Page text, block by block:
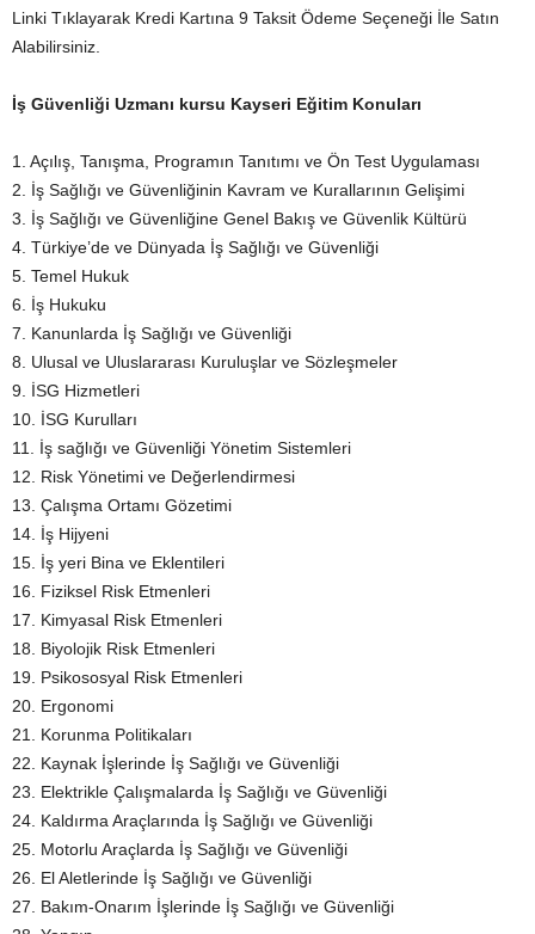
Linki Tıklayarak Kredi Kartına 9 Taksit Ödeme Seçeneği İle Satın
Alabilirsiniz.
İş Güvenliği Uzmanı kursu Kayseri Eğitim Konuları
1. Açılış, Tanışma, Programın Tanıtımı ve Ön Test Uygulaması
2. İş Sağlığı ve Güvenliğinin Kavram ve Kurallarının Gelişimi
3. İş Sağlığı ve Güvenliğine Genel Bakış ve Güvenlik Kültürü
4. Türkiye’de ve Dünyada İş Sağlığı ve Güvenliği
5. Temel Hukuk
6. İş Hukuku
7. Kanunlarda İş Sağlığı ve Güvenliği
8. Ulusal ve Uluslararası Kuruluşlar ve Sözleşmeler
9. İSG Hizmetleri
10. İSG Kurulları
11. İş sağlığı ve Güvenliği Yönetim Sistemleri
12. Risk Yönetimi ve Değerlendirmesi
13. Çalışma Ortamı Gözetimi
14. İş Hijyeni
15. İş yeri Bina ve Eklentileri
16. Fiziksel Risk Etmenleri
17. Kimyasal Risk Etmenleri
18. Biyolojik Risk Etmenleri
19. Psikososyal Risk Etmenleri
20. Ergonomi
21. Korunma Politikaları
22. Kaynak İşlerinde İş Sağlığı ve Güvenliği
23. Elektrikle Çalışmalarda İş Sağlığı ve Güvenliği
24. Kaldırma Araçlarında İş Sağlığı ve Güvenliği
25. Motorlu Araçlarda İş Sağlığı ve Güvenliği
26. El Aletlerinde İş Sağlığı ve Güvenliği
27. Bakım-Onarım İşlerinde İş Sağlığı ve Güvenliği